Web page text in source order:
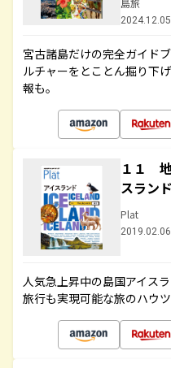
島旅
宮古諸島だけの完全ガイド
ルチャーをとことん掘り下
報も。
１１
スランド
Plat
人気急上昇中の島国アイス
旅行も実現可能な旅のハウ